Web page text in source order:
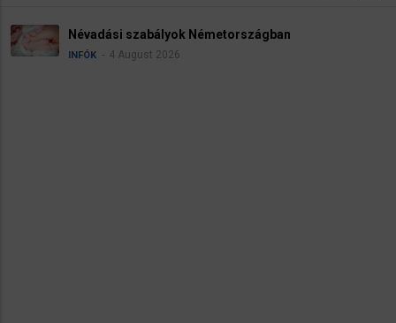
Névadási szabályok Németországban
INFÓK 4 August 2026